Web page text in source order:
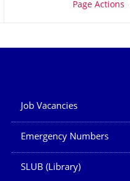
Page Actions
Job Vacancies
Emergency Numbers
SLUB (Library)